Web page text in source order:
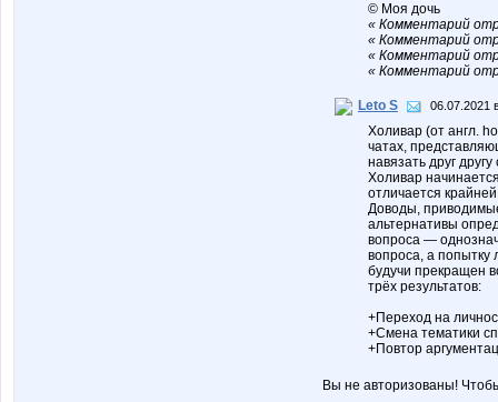
© Моя дочь
« Комментарий
« Комментарий
« Комментарий
« Комментарий
Leto S 06.07.2021
Холивар (от англ.
чатах,
навязать друг
Холивар
отличается
Доводы,
альтернативы
вопроса —
вопроса, а попытку
будучи прекращен
трёх результатов:
+Переход на
+Смена тематики
+Повтор
Вы не авторизованы!